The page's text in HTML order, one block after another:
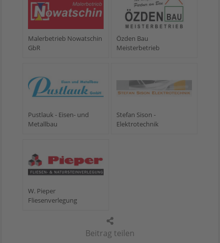
Beitrag teilen
Malerbetrieb Nowatschin
GbR
Özden Bau
Meisterbetrieb
Pustlauk - Eisen- und
Metallbau
Stefan Sison -
Elektrotechnik
W. Pieper
Fliesenverlegung